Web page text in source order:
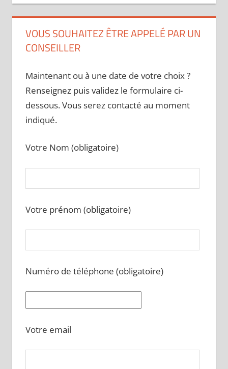
VOUS SOUHAITEZ ÊTRE APPELÉ PAR UN
CONSEILLER
Maintenant ou à une date de votre choix ?
Renseignez puis validez le formulaire ci-
dessous. Vous serez contacté au moment
indiqué.
Votre Nom (obligatoire)
Votre prénom (obligatoire)
Numéro de téléphone (obligatoire)
Votre email